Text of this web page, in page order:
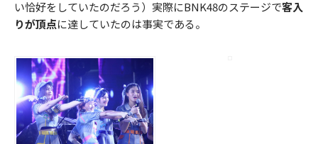
い恰好をしていたのだろう）実際にBNK48のステージで客入
りが頂点に達していたのは事実である。